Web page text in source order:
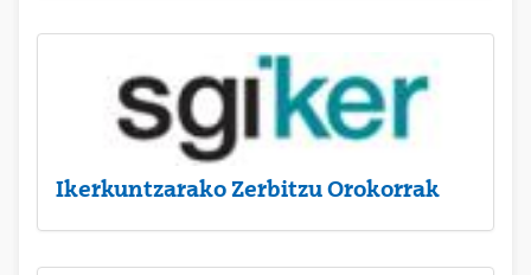
Ikerkuntzarako Zerbitzu Orokorrak